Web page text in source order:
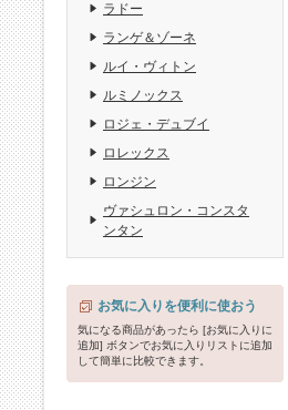
ラドー
ランゲ＆ゾーネ
ルイ・ヴィトン
ルミノックス
ロジェ・デュブイ
ロレックス
ロンジン
ヴァシュロン・コンスタ
ンタン
お気に入りを便利に使おう
気になる商品があったら [お気に入りに
追加] ボタンでお気に入りリストに追加
して簡単に比較できます。